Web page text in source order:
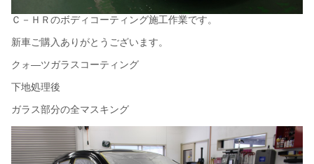
Ｃ－ＨＲのボディコーティング施工作業です。
新車ご購入ありがとうございます。
クォ―ツガラスコーティング
下地処理後
ガラス部分の全マスキング